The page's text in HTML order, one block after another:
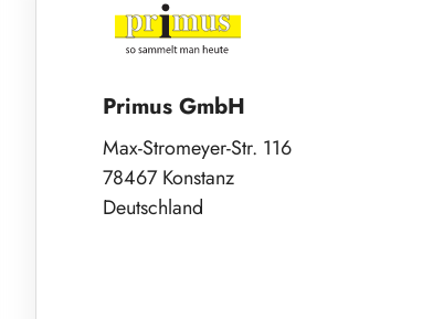
Primus GmbH
Max-Stromeyer-Str. 116
78467 Konstanz
Deutschland